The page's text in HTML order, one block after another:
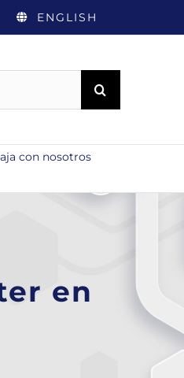
ENGLISH
con nosotros
en